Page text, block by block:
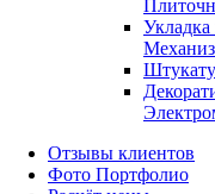
Отзывы клиентов
Фото Портфолио